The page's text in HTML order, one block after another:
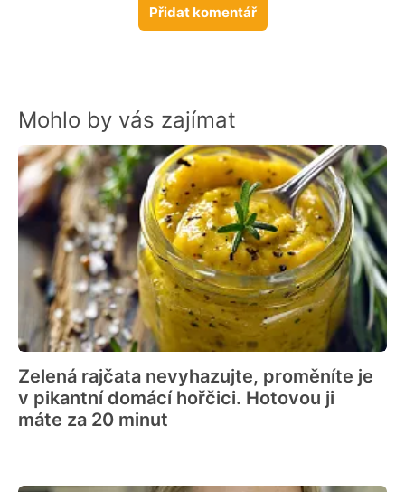
Přidat komentář
Mohlo by vás zajímat
Zelená rajčata nevyhazujte, proměníte je
v pikantní domácí hořčici. Hotovou ji
máte za 20 minut